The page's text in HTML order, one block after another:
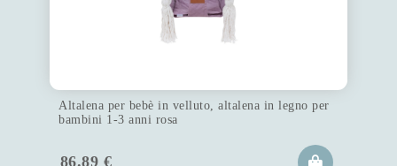
Altalena per bebè in velluto, altalena in legno per
bambini 1-3 anni rosa
86.89 €